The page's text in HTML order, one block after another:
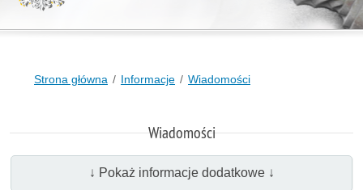
Strona główna Informacje Wiadomości
Wiadomości
↓ Pokaż informacje dodatkowe ↓